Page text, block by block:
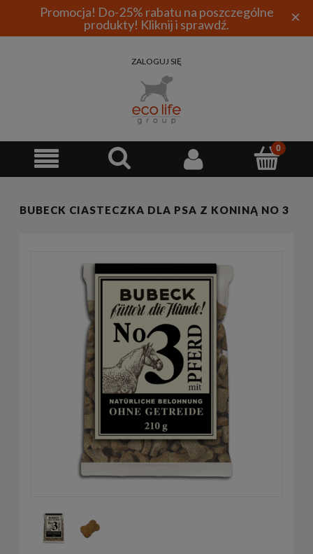
Promocja! Do-25% rabatu na poszczególne
produkty! Kliknij i sprawdź.
×
ZALOGUJ SIĘ
BUBECK CIASTECZKA DLA PSA Z KONINĄ NO 3